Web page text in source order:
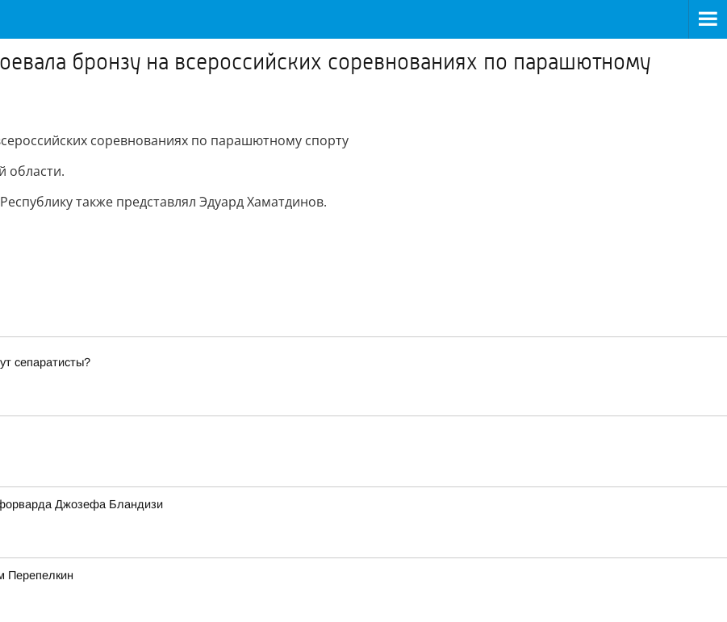
бронзу на всероссийских соревнованиях по парашютному
соревнованиях по парашютному спорту
области.
также представлял Эдуард Хаматдинов.
сепаратисты?
Джозефа Бландизи
Перепелкин